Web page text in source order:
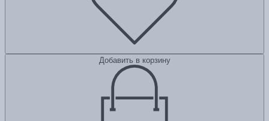
Добавить в корзину